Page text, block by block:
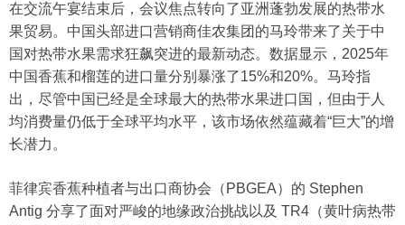
在交流午宴结束后，会议焦点转向了亚洲蓬勃发展的热带水
果贸易。中国头部进口营销商佳农集团的马玲带来了关于中
国对热带水果需求狂飙突进的最新动态。数据显示，2025年
中国香蕉和榴莲的进口量分别暴涨了15%和20%。马玲指
出，尽管中国已经是全球最大的热带水果进口国，但由于人
均消费量仍低于全球平均水平，该市场依然蕴藏着“巨大”的增
长潜力。
菲律宾香蕉种植者与出口商协会（PBGEA）的 Stephen
Antig 分享了面对严峻的地缘政治挑战以及 TR4（黄叶病热带